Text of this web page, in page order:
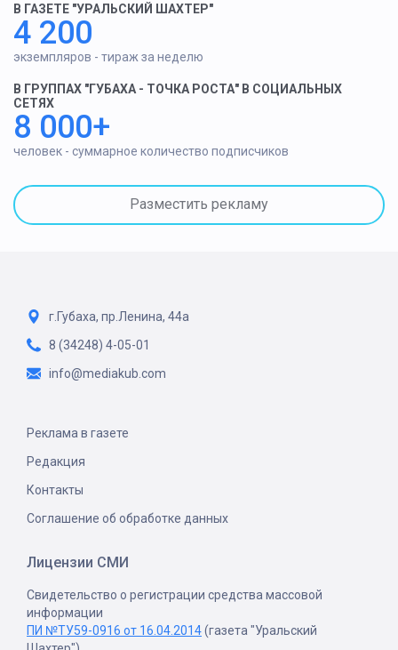
В ГАЗЕТЕ "УРАЛЬСКИЙ ШАХТЕР"
4 200
экземпляров - тираж за неделю
В ГРУППАХ "ГУБАХА - ТОЧКА РОСТА" В СОЦИАЛЬНЫХ
СЕТЯХ
8 000+
человек - суммарное количество подписчиков
Разместить рекламу
г.Губаха, пр.Ленина, 44а
8 (34248) 4-05-01
info@mediakub.com
Реклама в газете
Редакция
Контакты
Соглашение об обработке данных
Лицензии СМИ
Свидетельство о регистрации средства массовой
информации
ПИ №ТУ59-0916 от 16.04.2014(газета "Уральский